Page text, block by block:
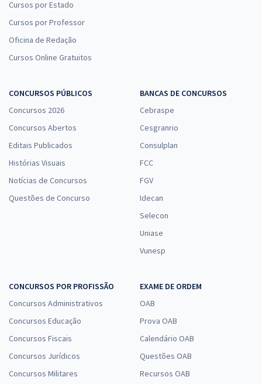
Cursos por Estado
Cursos por Professor
Oficina de Redação
Cursos Online Gratuitos
CONCURSOS PÚBLICOS
Concursos 2026
Concursos Abertos
Editais Publicados
Histórias Visuais
Notícias de Concursos
Questões de Concurso
BANCAS DE CONCURSOS
Cebraspe
Cesgranrio
Consulplan
FCC
FGV
Idecan
Selecon
Uniase
Vunesp
CONCURSOS POR PROFISSÃO
Concursos Administrativos
Concursos Educação
Concursos Fiscais
Concursos Jurídicos
Concursos Militares
EXAME DE ORDEM
OAB
Prova OAB
Calendário OAB
Questões OAB
Recursos OAB